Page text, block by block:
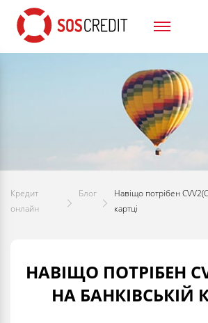
Кредит
онлайн
Блог
Навіщо потрібен
картці
НАВІЩО ПОТРІБЕН
НА БАНКІВСЬКІЙ